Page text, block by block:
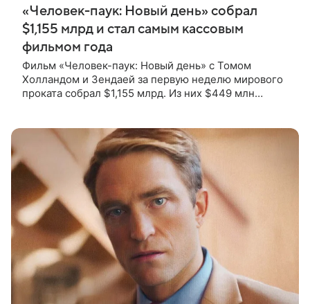
«Человек-паук: Новый день» собрал
$1,155 млрд и стал самым кассовым
фильмом года
Фильм «Человек-паук: Новый день» с Томом
Холландом и Зендаей за первую неделю мирового
проката собрал $1,155 млрд. Из них $449 млн